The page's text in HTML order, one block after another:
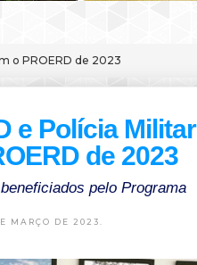
o PROERD de 2023
e Polícia Militar
de 2023
pelo Programa
MARÇO DE 2023.